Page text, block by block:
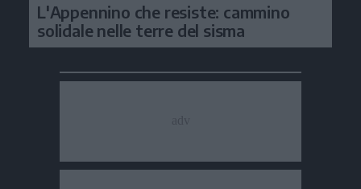
L'Appennino che resiste: cammino
solidale nelle terre del sisma